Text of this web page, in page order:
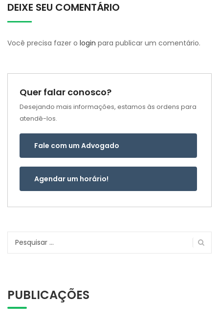
DEIXE SEU COMENTÁRIO
Você precisa fazer o login para publicar um comentário.
Quer falar conosco?
Desejando mais informações, estamos às ordens para
atendê-los.
Fale com um Advogado
Agendar um horário!
Pesquisar
PUBLICAÇÕES